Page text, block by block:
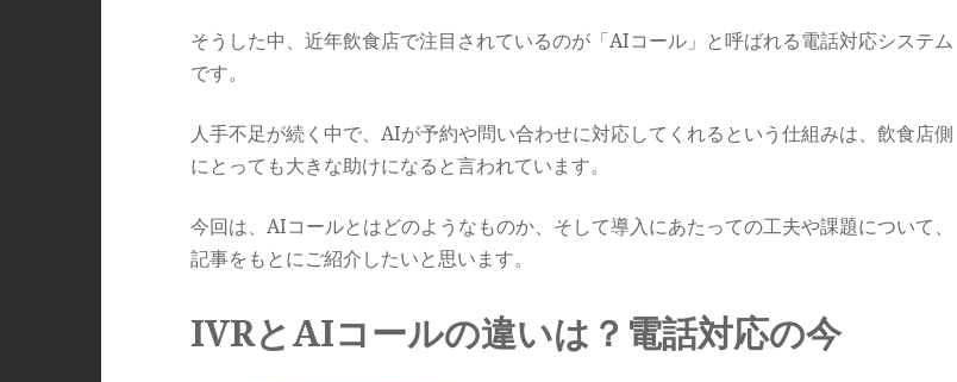
そうした中、近年飲食店で注目されているのが「AIコール」と呼ばれる電話対応システム
です。
人手不足が続く中で、AIが予約や問い合わせに対応してくれるという仕組みは、飲食店側
にとっても大きな助けになると言われています。
今回は、AIコールとはどのようなものか、そして導入にあたっての工夫や課題について、
記事をもとにご紹介したいと思います。
IVRとAIコールの違いは？電話対応の今